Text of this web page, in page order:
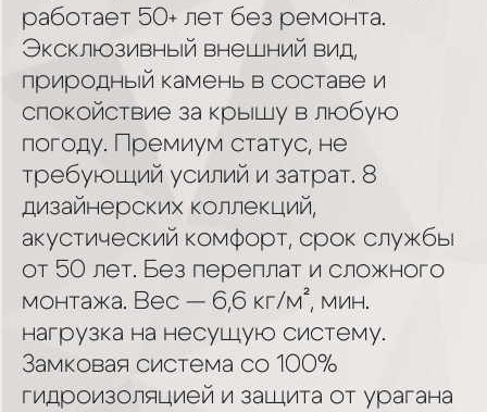
работает 50+ лет без ремонта.
Эксклюзивный внешний вид,
природный камень в составе и
спокойствие за крышу в любую
погоду. Премиум статус, не
требующий усилий и затрат. 8
дизайнерских коллекций,
акустический комфорт, срок службы
от 50 лет. Без переплат и сложного
монтажа. Вес — 6,6 кг/м², мин.
нагрузка на несущую систему.
Замковая система со 100%
гидроизоляцией и защита от урагана